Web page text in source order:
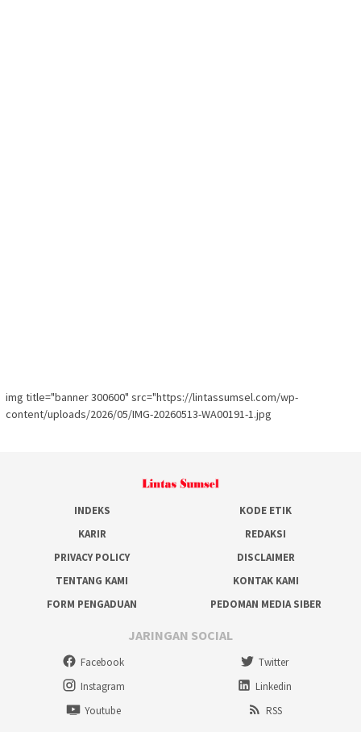
img title="banner 300600" src="https://lintassumsel.com/wp-
content/uploads/2026/05/IMG-20260513-WA00191-1.jpg
INDEKS
KODE ETIK
KARIR
REDAKSI
PRIVACY POLICY
DISCLAIMER
TENTANG KAMI
KONTAK KAMI
FORM PENGADUAN
PEDOMAN MEDIA SIBER
JARINGAN SOCIAL
Facebook
Twitter
Instagram
Linkedin
Youtube
RSS